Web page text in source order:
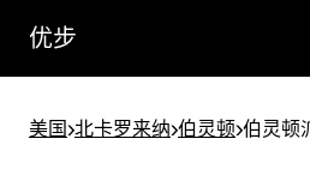
优步
美国>北卡罗来纳>伯灵顿>伯灵顿